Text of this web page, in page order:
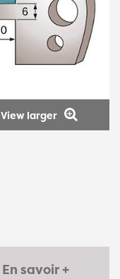
View larger
En savoir +